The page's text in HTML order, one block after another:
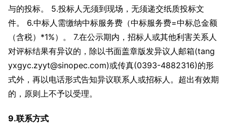
与的投标。 5.投标人无须到现场，无须递交纸质投标文
件。 6.中标人需缴纳中标服务费（中标服务费=中标总金额
（含税）*1%）。 7.在公示期内，招标人或其他利害关系人
对评标结果有异议的，除以书面盖章版发异议人邮箱(tang
yxgyc.zyyt@sinopec.com)或传真(0393-4882316)的形
式外，再以电话形式告知异议联系人或招标人。超出有效期
的，原则上不予以受理。
9.联系方式